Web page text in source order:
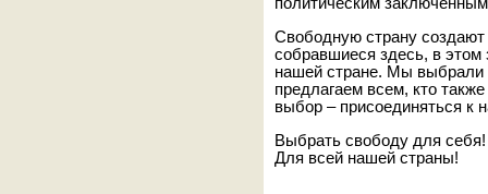
Свободную страну
собравшиеся здесь, в
нашей стране. Мы выбрали
предлагаем всем, кто
выбор – присоединяться к
Выбрать свободу для
Для всей нашей страны!